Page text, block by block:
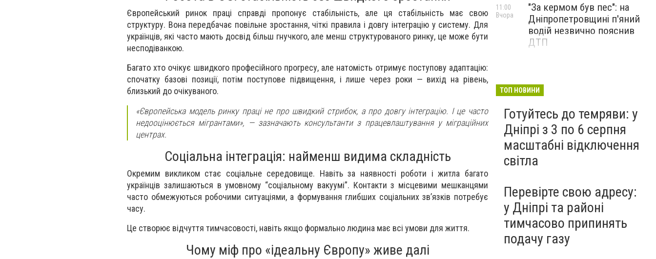
Європейський ринок праці справді пропонує стабільність, але ця стабільність має свою
структуру. Вона передбачає повільне зростання, чіткі правила і довгу інтеграцію у систему. Для
українців, які часто мають досвід більш гнучкого, але менш структурованого ринку, це може бути
несподіванкою.
Багато хто очікує швидкого професійного прогресу, але натомість отримує поступову адаптацію:
спочатку базові позиції, потім поступове підвищення, і лише через роки — вихід на рівень,
близький до очікуваного.
«Європейська модель ринку праці не про швидкий стрибок, а про довгу інтеграцію. І це часто
недооцінюється мігрантами», — зазначають консультанти з працевлаштування у міграційних
центрах.
Соціальна інтеграція: найменш видима складність
Окремим викликом стає соціальне середовище. Навіть за наявності роботи і житла багато
українців залишаються в умовному “соціальному вакуумі”. Контакти з місцевими мешканцями
часто обмежуються робочими ситуаціями, а формування глибших соціальних зв’язків потребує
часу.
Це створює відчуття тимчасовості, навіть якщо формально людина має всі умови для життя.
Чому міф про «ідеальну Європу» живе далі
"За кермом був пес": на
Дніпропетровщині п'яний
водій незвично пояснив
ДТП
11:00
Вчора
ТОП НОВИНИ
Готуйтесь до темряви: у
Дніпрі з 3 по 6 серпня
масштабні відключення
світла
Перевірте свою адресу:
у Дніпрі та районі
тимчасово припинять
подачу газу